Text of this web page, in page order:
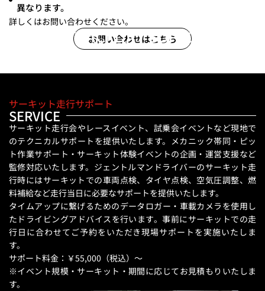
異なります。
詳しくはお問い合わせください。
お問い合わせはこちら
CIRCUIT TRACKDAY SUPPORT
サーキット走行サポート
SERVICE
サーキット走行会やレースイベント、試乗会イベントなど現地で
のテクニカルサポートを提供いたします。メカニック帯同・ピッ
ト作業サポート・サーキット体験イベントの企画・運営支援など
監修対応いたします。ジェントルマンドライバーのサーキット走
行時にはサーキットでの車両点検、タイヤ点検、空気圧調整、燃
料補給など走行当日に必要なサポートを提供いたします。
タイムアップに繋げるためのデータロガー・車載カメラを使用し
たドライビングアドバイスを行います。事前にサーキットでの走
行日に合わせてご予約をいただき現場サポートを実施いたしま
す。
サポート料金：￥55,000（税込）〜
※イベント規模・サーキット・期間に応じてお見積もりいたしま
す。